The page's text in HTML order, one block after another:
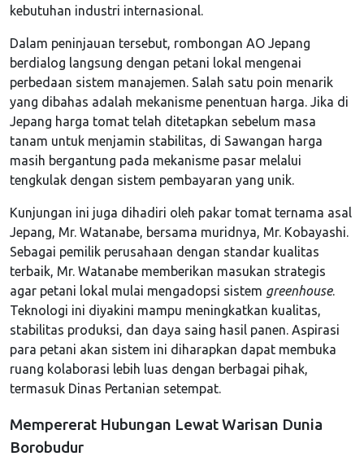
kebutuhan industri internasional.
Dalam peninjauan tersebut, rombongan AO Jepang
berdialog langsung dengan petani lokal mengenai
perbedaan sistem manajemen. Salah satu poin menarik
yang dibahas adalah mekanisme penentuan harga. Jika di
Jepang harga tomat telah ditetapkan sebelum masa
tanam untuk menjamin stabilitas, di Sawangan harga
masih bergantung pada mekanisme pasar melalui
tengkulak dengan sistem pembayaran yang unik.
Kunjungan ini juga dihadiri oleh pakar tomat ternama asal
Jepang, Mr. Watanabe, bersama muridnya, Mr. Kobayashi.
Sebagai pemilik perusahaan dengan standar kualitas
terbaik, Mr. Watanabe memberikan masukan strategis
agar petani lokal mulai mengadopsi sistem greenhouse.
Teknologi ini diyakini mampu meningkatkan kualitas,
stabilitas produksi, dan daya saing hasil panen. Aspirasi
para petani akan sistem ini diharapkan dapat membuka
ruang kolaborasi lebih luas dengan berbagai pihak,
termasuk Dinas Pertanian setempat.
Mempererat Hubungan Lewat Warisan Dunia
Borobudur